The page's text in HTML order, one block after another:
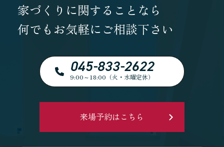
家づくりに関することなら
何でもお気軽にご相談下さい
045-833-2622
9:00～18:00（火・水曜定休）
来場予約はこちら